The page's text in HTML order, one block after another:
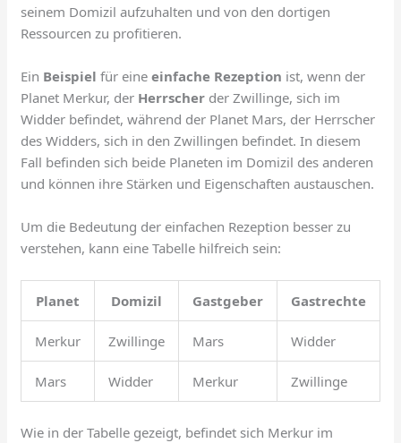
seinem Domizil aufzuhalten und von den dortigen
Ressourcen zu profitieren.
Ein Beispiel für eineeinfache Rezeption ist, wenn der
Planet Merkur, der Herrscher der Zwillinge, sich im
Widder befindet, während der Planet Mars, der Herrscher
des Widders, sich in den Zwillingen befindet. In diesem
Fall befinden sich beide Planeten im Domizil des anderen
und können ihre Stärken und Eigenschaften austauschen.
Um die Bedeutung der einfachen Rezeption besser zu
verstehen, kann eine Tabelle hilfreich sein:
Planet Domizil Gastgeber Gastrechte
Merkur Zwillinge Mars Widder
Mars Widder Merkur Zwillinge
Wie in der Tabelle gezeigt, befindet sich Merkur im